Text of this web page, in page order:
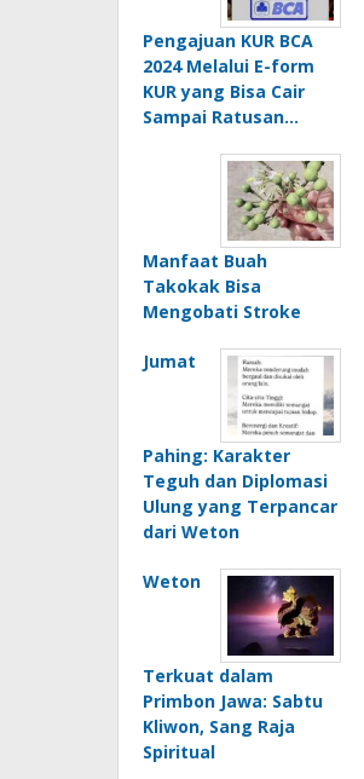
Pengajuan KUR BCA
2024 Melalui E-form
KUR yang Bisa Cair
Sampai Ratusan…
Manfaat Buah
Takokak Bisa
Mengobati Stroke
Jumat
Pahing: Karakter
Teguh dan Diplomasi
Ulung yang Terpancar
dari Weton
Weton
Terkuat dalam
Primbon Jawa: Sabtu
Kliwon, Sang Raja
Spiritual